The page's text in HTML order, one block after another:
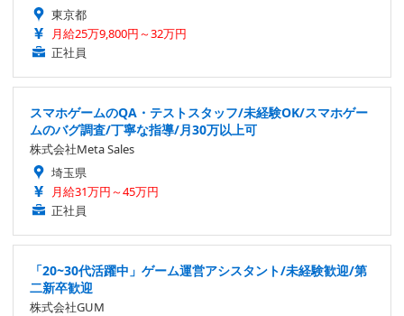
東京都
月給25万9,800円～32万円
正社員
スマホゲームのQA・テストスタッフ/未経験OK/スマホゲー
ムのバグ調査/丁寧な指導/月30万以上可
株式会社Meta Sales
埼玉県
月給31万円～45万円
正社員
「20~30代活躍中」ゲーム運営アシスタント/未経験歓迎/第
二新卒歓迎
株式会社GUM